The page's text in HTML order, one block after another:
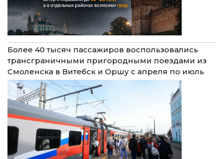
Более 40 тысяч пассажиров воспользовались
трансграничными пригородными поездами из
Смоленска в Витебск и Оршу с апреля по июль